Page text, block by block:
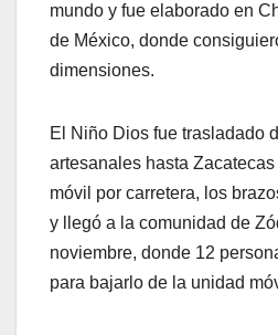
mundo y fue elaborado en
de México, donde
dimensiones.
El Niño Dios fue trasladado
artesanales hasta
móvil por carretera, los
y llegó a la comunidad de
noviembre, donde 12
para bajarlo de la unidad